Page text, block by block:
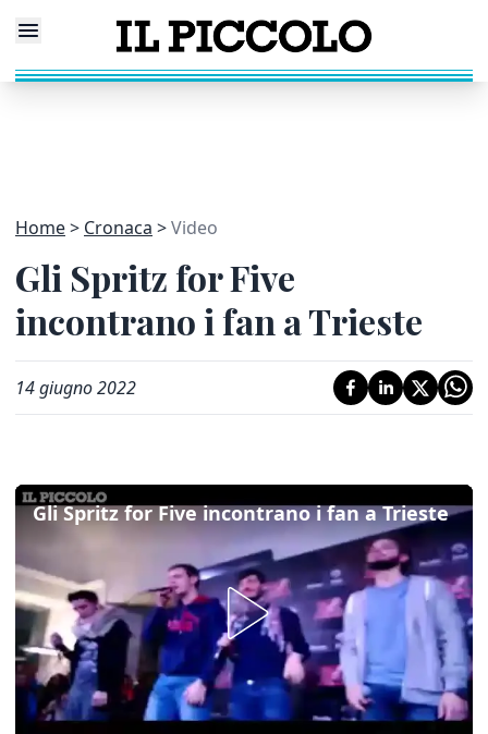
Home Cronaca Video
Gli Spritz for Five
incontrano i fan a Trieste
14 giugno 2022
Gli Spritz for Five incontrano i fan a Trieste